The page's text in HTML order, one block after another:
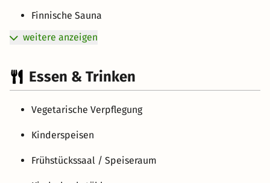
Finnische Sauna
weitere anzeigen
Essen & Trinken
Vegetarische Verpflegung
Kinderspeisen
Frühstückssaal / Speiseraum